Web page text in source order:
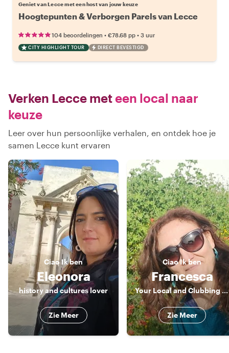
Geniet van Lecce met een host van jouw keuze
Hoogtepunten & Verborgen Parels van Lecce
104 beoordelingen • €78.68 pp • 3 uur
CITY HIGHLIGHT TOUR DIRECT BEVESTIGD
Verken Lecce meteen local naar
keuze
Leer over hun persoonlijke verhalen, en ontdek hoe je
samen Lecce kunt ervaren
CiaoIk ben
Eleonora
history and cultures lover
Zie Meer
CiaoIk ben
Francesca
Your Local and Clubbing Expert
Zie Meer